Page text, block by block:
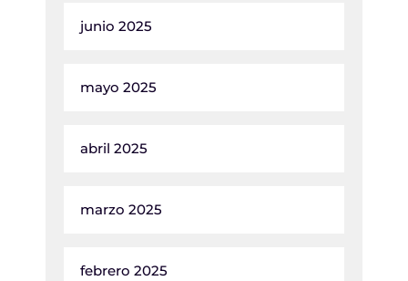
junio 2025
mayo 2025
abril 2025
marzo 2025
febrero 2025